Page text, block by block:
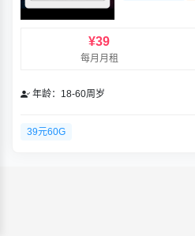
¥39
每月月租
年龄：18-60周岁
39元60G